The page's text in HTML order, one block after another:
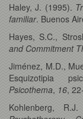
Haley, J. (1995).
familiar. Buenos
Hayes, S.C.,
and Commitment
Jiménez, M.D.,
Esquizotipia
Psicothema, 16,
Kohlenberg,